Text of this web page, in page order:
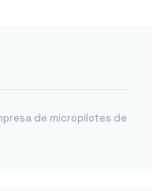
de micropilotes de